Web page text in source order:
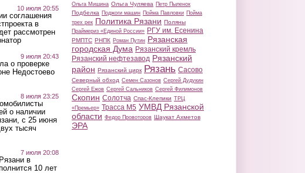
10 июля 20:55
соглашения
в
рассмотрен
9 июля 20:43
о проверке
Недостоево
8 июля 23:25
о наличии
с 25 июня
тысяч
7 июля 20:08
в
10 лет
Ольга Мишина Ольга Чуляева Петр Пыленок
Подбелка Поджоги машин Пойма Павловки Пойма
трех рек Политика Рязани Поляны
Праймериз «Единой России» РГУ им. Есенина
РМПТС РНПК Роман Путин Рязанская
городская Дума Рязанский кремль
Рязанский нефтезавод Рязанский
район Рязанский цирк Рязань Сасово
Северный обход Семен Сазонов Сергей Дудукин
Сергей Ежов Сергей Сальников Сергей Филимонов
Скопин Солотча Спас-Клепики ТРЦ
«Премьер» Трасса М5 УМВД Рязанской
области Федор Провоторов Шаукат Ахметов
ЭРА